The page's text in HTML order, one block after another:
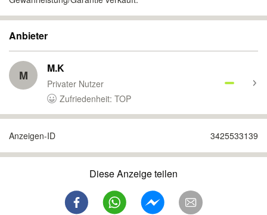
Anbieter
M M.K
Privater Nutzer
Zufriedenheit: TOP
Anzeigen-ID 3425533139
Diese Anzeige teilen